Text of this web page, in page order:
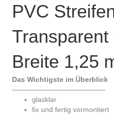
PVC
Transparent
Breite 1,25
Das Wichtigste im Überblick
—————————————-
glasklar
fix und fertig vormontiert